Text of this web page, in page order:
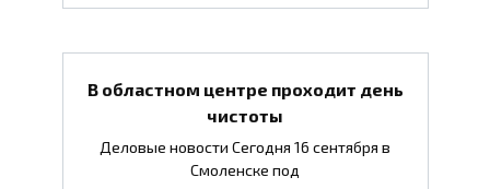
В областном центре проходит день
чистоты
Деловые новости Сегодня 16 сентября в
Смоленске под